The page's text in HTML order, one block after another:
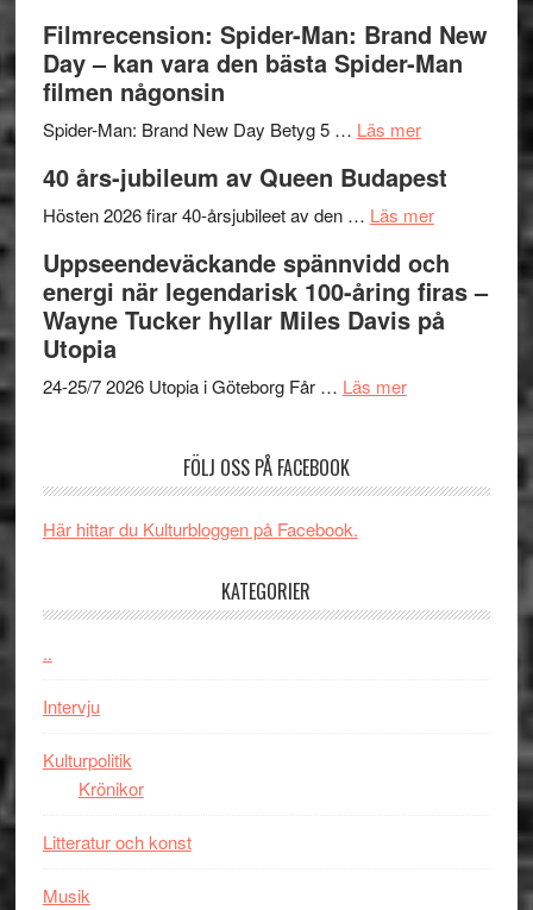
välgjort
om
imponerande
unga
Vegas
ARNE
Filmrecension: Spider-Man: Brand New
Day – kan vara den bästa Spider-Man
filmen någonsin
Spider-Man: Brand New Day Betyg 5 … Läs merom
Filmrecension:
Spider-
Man:
New
Day
–
Man
40 års-jubileum av Queen Budapest
Hösten 2026 firar 40-årsjubileet av den … Läs merom
års-
jubileum
av
Uppseendeväckande spännvidd och
energi när legendarisk 100-åring firas –
Wayne Tucker hyllar Miles Davis på
Utopia
24-25/7 2026 Utopia i Göteborg Får … Läs merom
energi
åring
FÖLJ OSS PÅ FACEBOOK
Här hittar du Kulturbloggen på Facebook.
KATEGORIER
..
Intervju
Kulturpolitik
Krönikor
Litteratur och konst
Musik